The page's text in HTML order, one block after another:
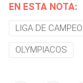
EN ESTA NOTA:
LIGA DE
OLYMPIACOS